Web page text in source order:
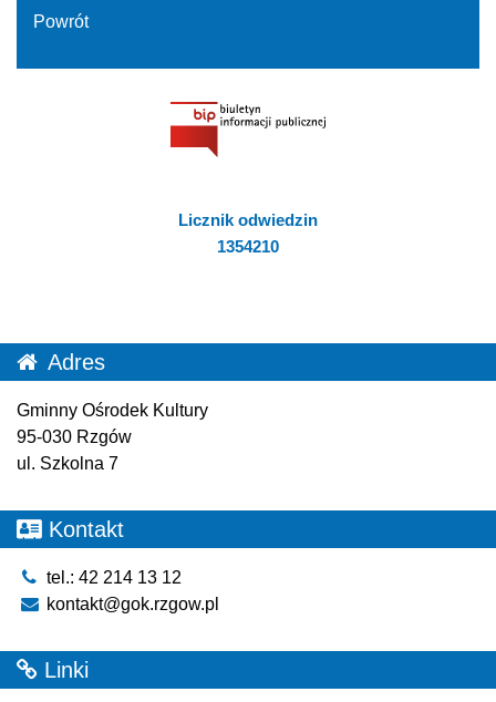
Powrót
Licznik odwiedzin
1354210
Adres
Gminny Ośrodek Kultury
95-030 Rzgów
ul. Szkolna 7
Kontakt
tel.: 42 214 13 12
kontakt@gok.rzgow.pl
Linki